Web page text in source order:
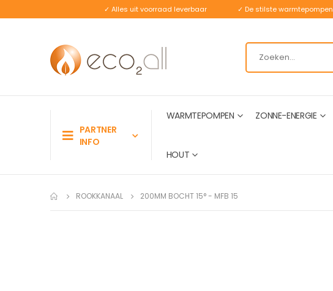
✓ Alles uit voorraad leverbaar ✓ De stilste warmtepompen
PARTNER
INFO
WARMTEPOMPEN ZONNE-ENERGIE
HOUT
ROOKKANAAL 200MM BOCHT 15° - MFB 15